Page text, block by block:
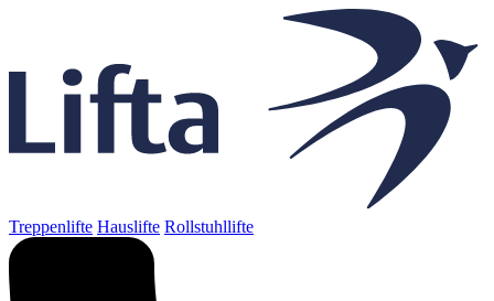
Treppenlifte Hauslifte Rollstuhllifte